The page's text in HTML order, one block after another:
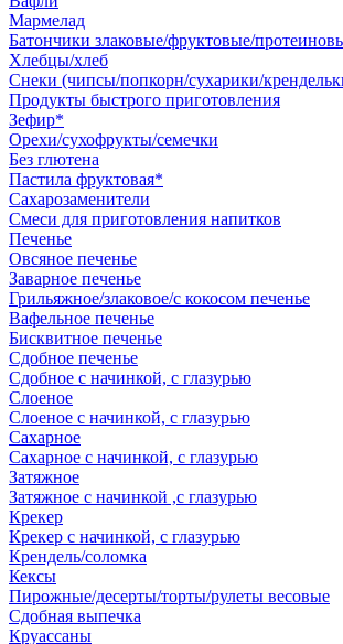
Мармелад
Батончики злаковые/фруктовые/
Хлебцы/хлеб
Снеки (чипсы/попкорн/сухарики/
Продукты быстрого приготовления
Зефир*
Орехи/сухофрукты/семечки
Без глютена
Пастила фруктовая*
Сахарозаменители
Смеси для приготовления напитков
Печенье
Овсяное печенье
Заварное печенье
Грильяжное/злаковое/с кокосом печенье
Вафельное печенье
Бисквитное печенье
Сдобное печенье
Сдобное с начинкой, с глазурью
Слоеное
Слоеное с начинкой, с глазурью
Сахарное
Сахарное с начинкой, с глазурью
Затяжное
Затяжное с начинкой ,с глазурью
Крекер
Крекер с начинкой, с глазурью
Крендель/соломка
Кексы
Пирожные/десерты/торты/рулеты весовые
Сдобная выпечка
Круассаны